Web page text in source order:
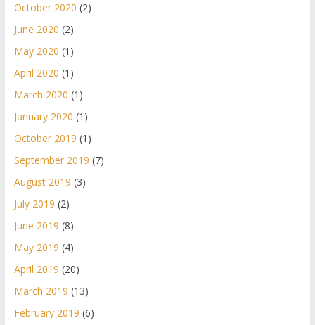
October 2020 (2)
June 2020 (2)
May 2020 (1)
April 2020 (1)
March 2020 (1)
January 2020 (1)
October 2019 (1)
September 2019 (7)
August 2019 (3)
July 2019 (2)
June 2019 (8)
May 2019 (4)
April 2019 (20)
March 2019 (13)
February 2019 (6)